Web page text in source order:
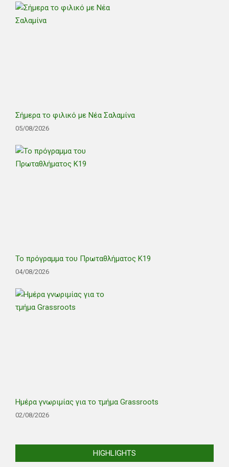
Σήμερα το φιλικό με Νέα Σαλαμίνα
05/08/2026
Το πρόγραμμα του Πρωταθλήματος Κ19
04/08/2026
Ημέρα γνωριμίας για το τμήμα Grassroots
02/08/2026
HIGHLIGHTS